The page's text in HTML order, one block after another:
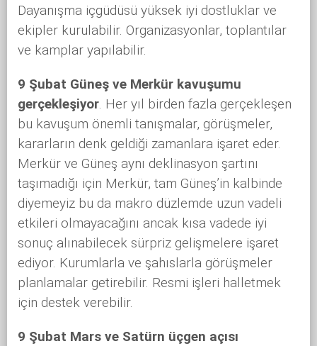
Dayanışma içgüdüsü yüksek iyi dostluklar ve
ekipler kurulabilir. Organizasyonlar, toplantılar
ve kamplar yapılabilir.
9 Şubat Güneş ve Merkür kavuşumu
gerçekleşiyor. Her yıl birden fazla gerçekleşen
bu kavuşum önemli tanışmalar, görüşmeler,
kararların denk geldiği zamanlara işaret eder.
Merkür ve Güneş aynı deklinasyon şartını
taşımadığı için Merkür, tam Güneş’in kalbinde
diyemeyiz bu da makro düzlemde uzun vadeli
etkileri olmayacağını ancak kısa vadede iyi
sonuç alınabilecek sürpriz gelişmelere işaret
ediyor. Kurumlarla ve şahıslarla görüşmeler
planlamalar getirebilir. Resmi işleri halletmek
için destek verebilir.
9 Şubat Mars ve Satürn üçgen açısı